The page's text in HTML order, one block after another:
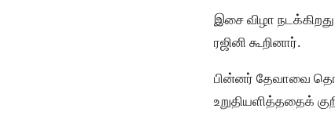
இசை விழா
ரஜினி கூறினார்.
பின்னர் தேவாவை
உறுதியளித்ததைக்